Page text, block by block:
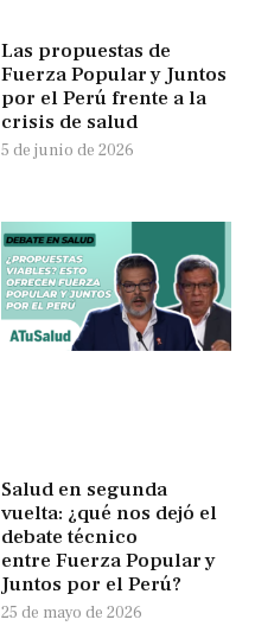
Las propuestas de
Fuerza Popular y Juntos
por el Perú frente a la
crisis de salud
5 de junio de 2026
Salud en segunda
vuelta: ¿qué nos dejó el
debate técnico
entre Fuerza Popular y
Juntos por el Perú?
25 de mayo de 2026